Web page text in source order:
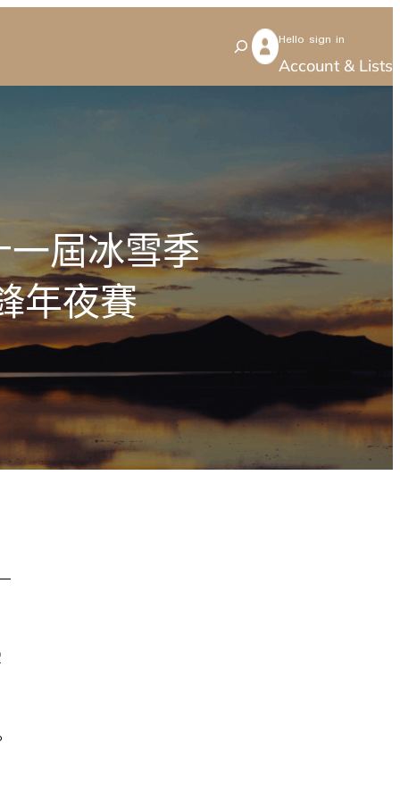
S
e
Hello sign in
Account & Lists
一屆冰雪季
年夜賽